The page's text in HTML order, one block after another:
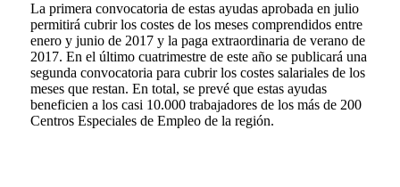
La primera convocatoria de estas ayudas aprobada en julio
permitirá cubrir los costes de los meses comprendidos entre
enero y junio de 2017 y la paga extraordinaria de verano de
2017. En el último cuatrimestre de este año se publicará una
segunda convocatoria para cubrir los costes salariales de los
meses que restan. En total, se prevé que estas ayudas
beneficien a los casi 10.000 trabajadores de los más de 200
Centros Especiales de Empleo de la región.